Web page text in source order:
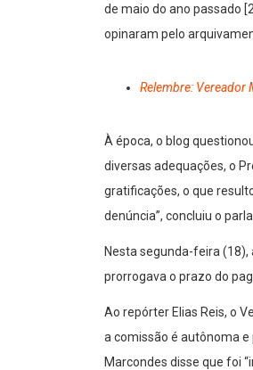
de maio do ano passado
opinaram pelo
Relembre: Vereador
À época, o blog
diversas adequações, o
gratificações, o que
denúncia”, concluiu o
Nesta segunda-feira
prorrogava o prazo do
Ao repórter Elias Reis, o
a comissão é autônoma e
Marcondes disse que foi